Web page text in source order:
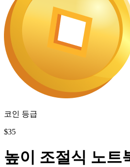
코인 등급
$35
높이 조절식 노트